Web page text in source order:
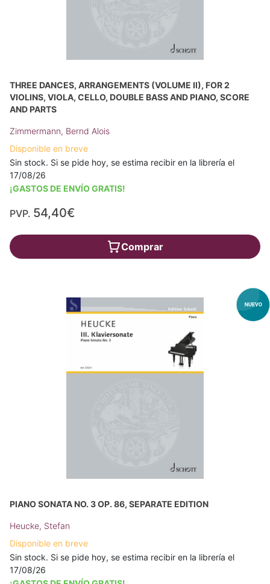
THREE DANCES, ARRANGEMENTS (VOLUME II), FOR 2
VIOLINS, VIOLA, CELLO, DOUBLE BASS AND PIANO, SCORE
AND PARTS
Zimmermann, Bernd Alois
Disponible en breve
Sin stock. Si se pide hoy, se estima recibir en la librería el
17/08/26
¡GASTOS DE ENVÍO GRATIS!
PVP. 54,40€
Comprar
PIANO SONATA NO. 3 OP. 86, SEPARATE EDITION
Heucke, Stefan
Disponible en breve
Sin stock. Si se pide hoy, se estima recibir en la librería el
17/08/26